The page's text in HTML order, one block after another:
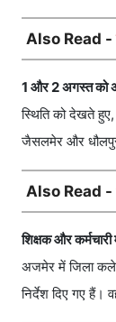
Also Read -
1 और 2 अगस्त को
स्थिति को देखते
जैसलमेर और धौलपुर
Also Read -
शिक्षक और
अजमेर में जिला
निर्देश दिए गए हैं।